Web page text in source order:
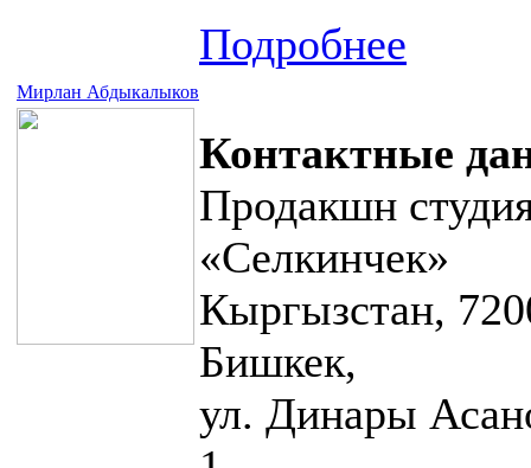
Подробнее
Мирлан Абдыкалыков
Контактные
Продакшн
«Селкинчек»
Кыргызстан,
Бишкек,
ул. Динары